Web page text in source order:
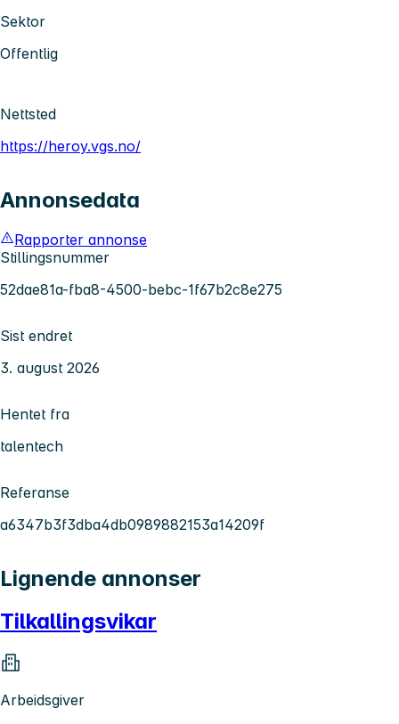
Sektor
Offentlig
Nettsted
https://heroy.vgs.no/
Annonsedata
Rapporter annonse
Stillingsnummer
52dae81a-fba8-4500-bebc-1f67b2c8e275
Sist endret
3. august 2026
Hentet fra
talentech
Referanse
a6347b3f3dba4db0989882153a14209f
Lignende annonser
Tilkallingsvikar
Arbeidsgiver